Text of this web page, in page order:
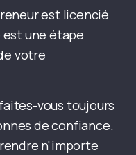
est licencié
une étape
votre
vous toujours
de confiance.
n'importe